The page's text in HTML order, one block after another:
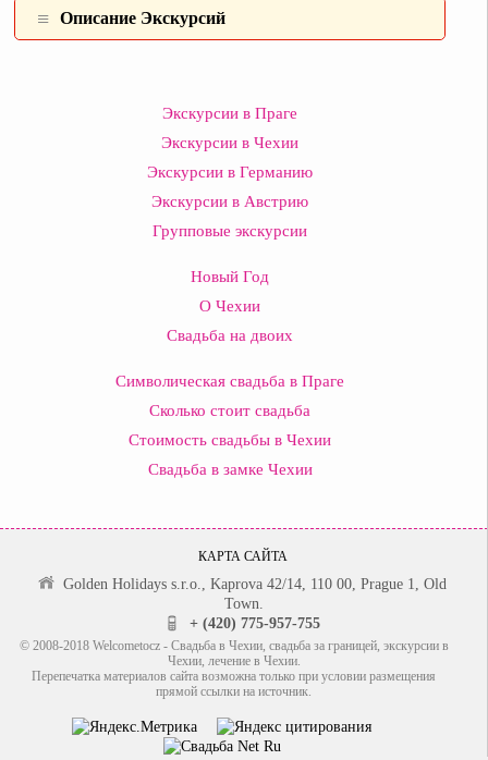
Описание Экскурсий
Экскурсии в Праге
Экскурсии в Чехии
Экскурсии в Германию
Экскурсии в Австрию
Групповые экскурсии
Новый Год
О Чехии
Свадьба на двоих
Символическая свадьба в Праге
Сколько стоит свадьба
Стоимость свадьбы в Чехии
Свадьба в замке Чехии
КАРТА САЙТА
Golden Holidays s.r.o., Kaprova 42/14, 110 00, Prague 1, Old
Town.
+ (420) 775-957-755
© 2008-2018 Welcometocz - Свадьба в Чехии, свадьба за границей, экскурсии в
Чехии, лечение в Чехии.
Перепечатка материалов сайта возможна только при условии размещения
прямой ссылки на источник.